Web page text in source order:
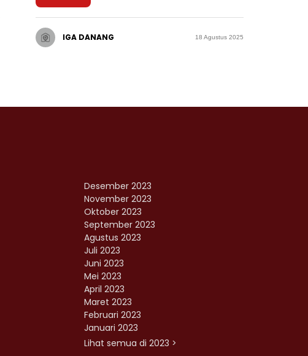
IGA DANANG 18 Agustus 2025
Desember 2023
November 2023
Oktober 2023
September 2023
Agustus 2023
Juli 2023
Juni 2023
Mei 2023
April 2023
Maret 2023
Februari 2023
Januari 2023
Lihat semua di 2023 >